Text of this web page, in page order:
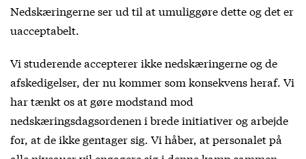
Nedskæringerne ser ud til at umuliggøre dette og det er
uacceptabelt.
Vi studerende accepterer ikke nedskæringerne og de
afskedigelser, der nu kommer som konsekvens heraf. Vi
har tænkt os at gøre modstand mod
nedskæringsdagsordenen i brede initiativer og arbejde
for, at de ikke gentager sig. Vi håber, at personalet på